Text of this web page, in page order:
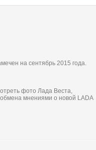
на сентябрь 2015 года.
фото Лада Веста,
мнениями о новой LADA